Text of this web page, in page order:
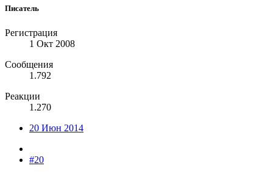
Писатель
Регистрация
1 Окт 2008
Сообщения
1.792
Реакции
1.270
20 Июн 2014
#20